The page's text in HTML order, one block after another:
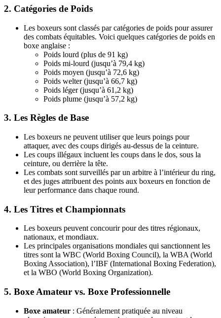
2. Catégories de Poids
Les boxeurs sont classés par catégories de poids pour assurer
des combats équitables. Voici quelques catégories de poids en
boxe anglaise :
Poids lourd (plus de 91 kg)
Poids mi-lourd (jusqu’à 79,4 kg)
Poids moyen (jusqu’à 72,6 kg)
Poids welter (jusqu’à 66,7 kg)
Poids léger (jusqu’à 61,2 kg)
Poids plume (jusqu’à 57,2 kg)
3. Les Règles de Base
Les boxeurs ne peuvent utiliser que leurs poings pour
attaquer, avec des coups dirigés au-dessus de la ceinture.
Les coups illégaux incluent les coups dans le dos, sous la
ceinture, ou derrière la tête.
Les combats sont surveillés par un arbitre à l’intérieur du ring,
et des juges attribuent des points aux boxeurs en fonction de
leur performance dans chaque round.
4. Les Titres et Championnats
Les boxeurs peuvent concourir pour des titres régionaux,
nationaux, et mondiaux.
Les principales organisations mondiales qui sanctionnent les
titres sont la WBC (World Boxing Council), la WBA (World
Boxing Association), l’IBF (International Boxing Federation),
et la WBO (World Boxing Organization).
5. Boxe Amateur vs. Boxe Professionnelle
Boxe amateur : Généralement pratiquée au niveau